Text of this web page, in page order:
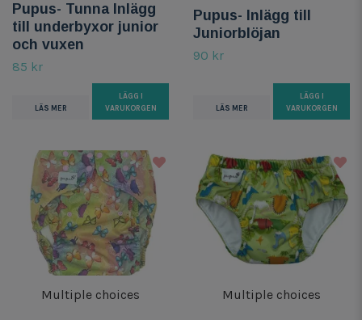
Pupus- Tunna Inlägg
till underbyxor junior
och vuxen
85 kr
LÄS MER
LÄGG I
VARUKORGEN
Pupus- Inlägg till
Juniorblöjan
90 kr
LÄS MER
LÄGG I
VARUKORGEN
Multiple choices Multiple choices